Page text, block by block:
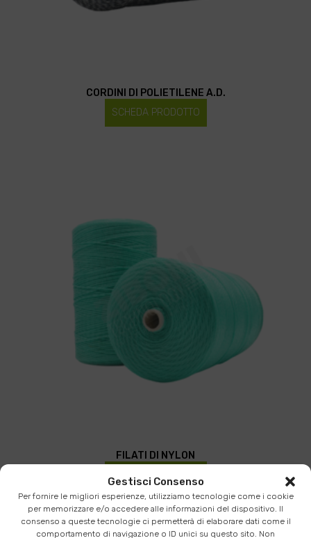
Gestisci Consenso
Per fornire le migliori esperienze, utilizziamo tecnologie come i cookie
per memorizzare e/o accedere alle informazioni del dispositivo. Il
consenso a queste tecnologie ci permetterà di elaborare dati come il
comportamento di navigazione o ID unici su questo sito. Non
CORDINI DI POLIETILENE A.D.
SCHEDA PRODOTTO
FILATI DI NYLON
SCHEDA PRODOTTO